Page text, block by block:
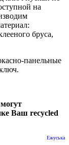
на
бруса,
панельные
Ваш recycled
Ежуська